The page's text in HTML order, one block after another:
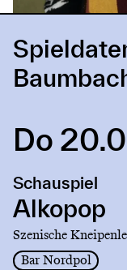
Link
Alkopop
Do
Schauspiel
Alkopop
Szenische
Bar Nordpol